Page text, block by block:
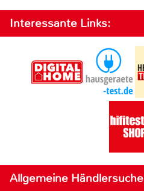
Interessante Links:
Allgemeine Händlersuche